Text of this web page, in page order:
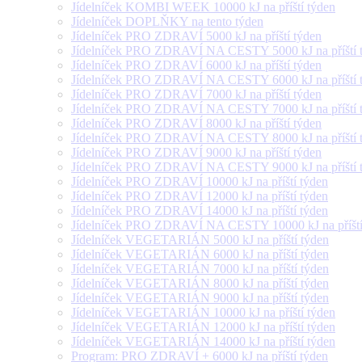
Jídelníček KOMBI WEEK 10000 kJ na příští týden
Jídelníček DOPLŇKY na tento týden
Jídelníček PRO ZDRAVÍ 5000 kJ na příští týden
Jídelníček PRO ZDRAVÍ NA CESTY 5000 kJ na příští
Jídelníček PRO ZDRAVÍ 6000 kJ na příští týden
Jídelníček PRO ZDRAVÍ NA CESTY 6000 kJ na příští
Jídelníček PRO ZDRAVÍ 7000 kJ na příští týden
Jídelníček PRO ZDRAVÍ NA CESTY 7000 kJ na příští
Jídelníček PRO ZDRAVÍ 8000 kJ na příští týden
Jídelníček PRO ZDRAVÍ NA CESTY 8000 kJ na příští
Jídelníček PRO ZDRAVÍ 9000 kJ na příští týden
Jídelníček PRO ZDRAVÍ NA CESTY 9000 kJ na příští
Jídelníček PRO ZDRAVÍ 10000 kJ na příští týden
Jídelníček PRO ZDRAVÍ 12000 kJ na příští týden
Jídelníček PRO ZDRAVÍ 14000 kJ na příští týden
Jídelníček PRO ZDRAVÍ NA CESTY 10000 kJ na
Jídelníček VEGETARIÁN 5000 kJ na příští týden
Jídelníček VEGETARIÁN 6000 kJ na příští týden
Jídelníček VEGETARIÁN 7000 kJ na příští týden
Jídelníček VEGETARIÁN 8000 kJ na příští týden
Jídelníček VEGETARIÁN 9000 kJ na příští týden
Jídelníček VEGETARIÁN 10000 kJ na příští týden
Jídelníček VEGETARIÁN 12000 kJ na příští týden
Jídelníček VEGETARIÁN 14000 kJ na příští týden
Program: PRO ZDRAVÍ + 6000 kJ na příští týden